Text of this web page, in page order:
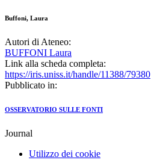
Buffoni, Laura
Autori di Ateneo:
BUFFONI Laura
Link alla scheda completa:
https://iris.uniss.it/handle/11388/79380
Pubblicato in:
OSSERVATORIO SULLE FONTI
Journal
Utilizzo dei cookie